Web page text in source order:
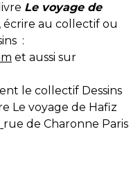
Le voyage de
, écrire au collectif ou
:
et aussi sur
le collectif Dessins
Le voyage de Hafiz
rue de Charonne Paris